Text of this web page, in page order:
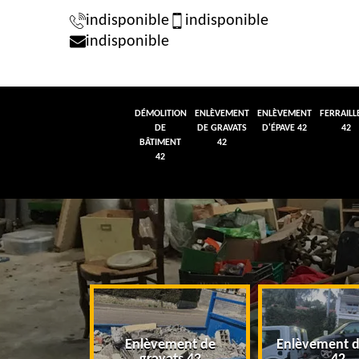
indisponible
indisponible
indisponible
DÉMOLITION
DE
BÂTIMENT
42
ENLÈVEMENT
DE GRAVATS
42
ENLÈVEMENT
D'ÉPAVE 42
42
de
Enlèvement de
Enlèvement